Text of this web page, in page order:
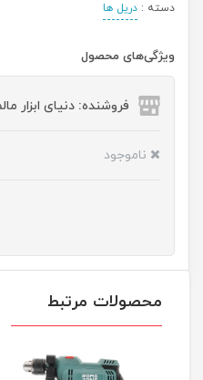
دسته : دریل ها
ویژگی‌های محصول
فروشنده: دنیای ابزار
ناموجود
محصولات مرتبط